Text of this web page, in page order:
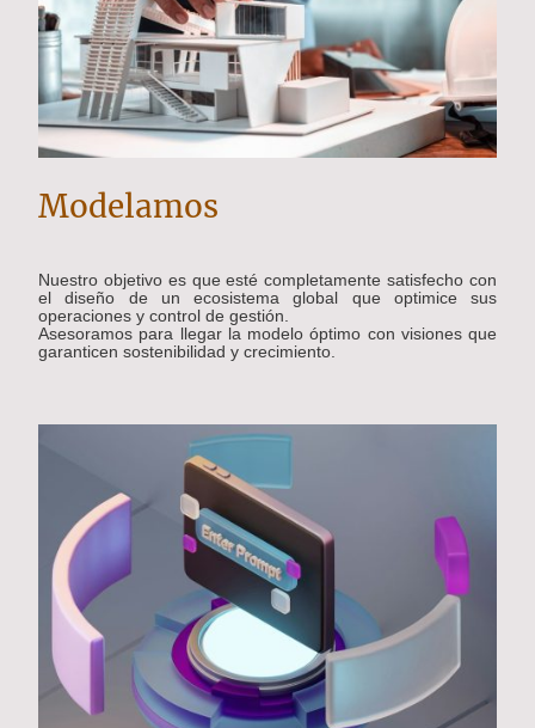
Modelamos
Nuestro objetivo es que esté completamente satisfecho con
el diseño de un ecosistema global que optimice sus
operaciones y control de gestión.
Asesoramos para llegar la modelo óptimo con visiones que
garanticen sostenibilidad y crecimiento.